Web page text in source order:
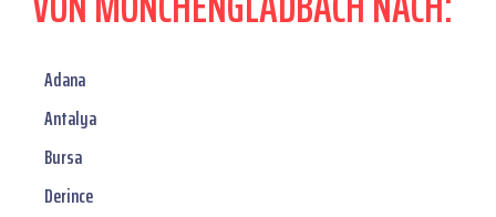
Adana
Antalya
Bursa
Derince